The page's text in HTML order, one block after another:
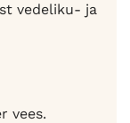
vedeliku- ja
vees.